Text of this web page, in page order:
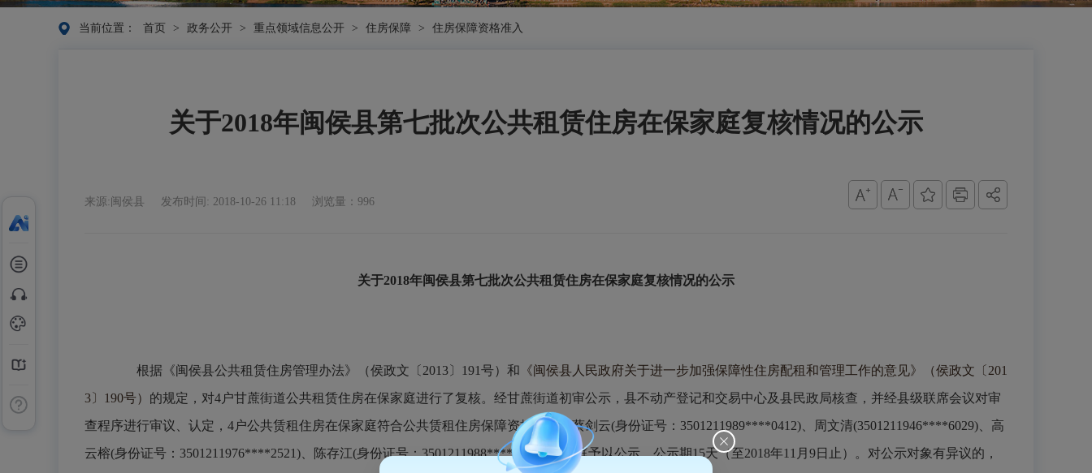
当前位置： 首页 > 政务公开 > 重点领域信息公开 > 住房保障 > 住房保障资格准入
关于2018年闽侯县第七批次公共租赁住房在保家庭复核情况的公示
来源:闽侯县 发布时间: 2018-10-26 11:18 浏览量：996
关于2018年闽侯县第七批次公共租赁住房在保家庭复核情况的公示
根据《闽侯县公共租赁住房管理办法》（侯政文〔 2013〕191号）和 《闽侯县人民政府关于进一步加强保障性住房配租和管理工作的意见》（侯政文〔 201
3〕190号） 的规定，对4户甘蔗街道公共租赁住房在保家庭进行了复核。经甘蔗街道初审公示，县不动产登记和交易中心及县民政局核查，并经县级联席会议对审
查程序进行审议、认定，4户公共赁租住房在保家庭符合公共赁租住房保障资格，现对蔡剑云(身份证号：3501211989****0412)、周文清(3501211946****6029)、高
云榕(身份证号：3501211976****2521)、陈存江(身份证号：3501211988****5212)4户家庭予以公示，公示期15天（至2018年11月9日止）。对公示对象有异议的，